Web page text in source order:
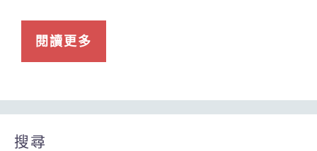
閱讀更多
搜尋